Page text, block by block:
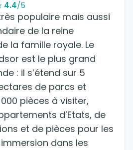
4.4/5
populaire mais aussi
de la reine
la famille royale. Le
est le plus grand
: il s’étend sur 5
de parcs et
000 pièces à visiter,
d’Etats, de
et de pièces pour les
dans les